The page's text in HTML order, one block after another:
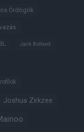
Ördögök
Jack Butland
Joshua Zirkzee